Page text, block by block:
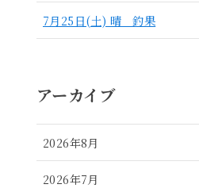
7月25日(土) 晴 釣果
アーカイブ
2026年8月
2026年7月